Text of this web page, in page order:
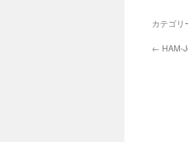
カテゴリ
← HAM-